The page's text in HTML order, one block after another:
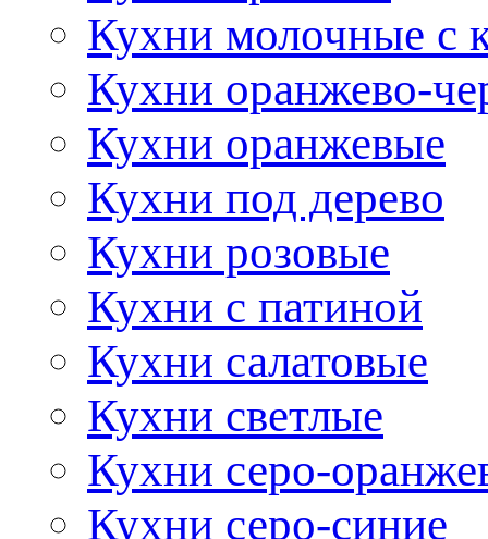
Кухни молочные с
Кухни оранжево-
Кухни оранжевые
Кухни под дерево
Кухни розовые
Кухни с патиной
Кухни салатовые
Кухни светлые
Кухни серо-
Кухни серо-синие